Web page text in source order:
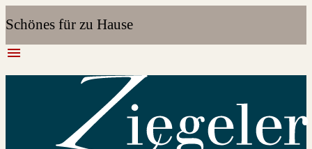
Schönes für zu Hause
menu